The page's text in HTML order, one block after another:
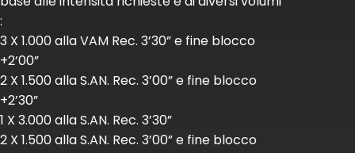
:
3 X 1.000 alla VAM Rec. 3’30” e fine blocco
+2’00”
2 X 1.500 alla S.AN. Rec. 3’00” e fine blocco
+2’30”
1 X 3.000 alla S.AN. Rec. 3’30”
2 X 1.500 alla S.AN. Rec. 3’00” e fine blocco